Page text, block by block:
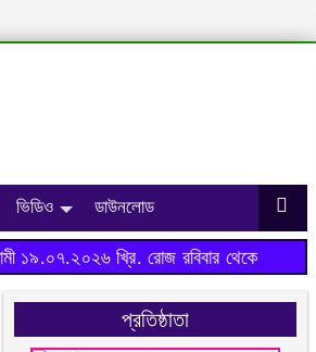
ভিডিও ডাউনলোড
১৯.০৭.২০২৬ খ্রি. রোজ রবিবার থেকে শুরু হবে।
প্রতিষ্ঠাতা